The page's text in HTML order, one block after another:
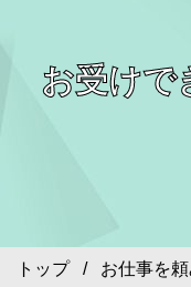
お受けで
トップ/ お仕事を